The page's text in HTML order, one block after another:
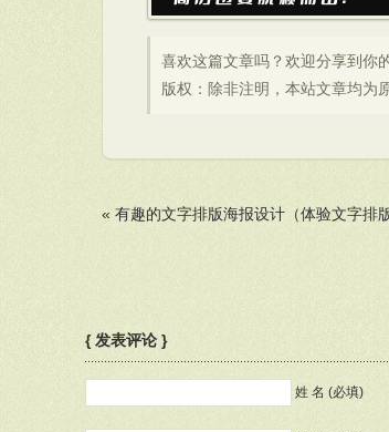
喜欢这篇文章吗？欢迎分享到你
版权：除非注明，本站文章均为
« 有趣的文字排版海报设计（体验文字排
{ 发表评论 }
姓 名 (必填)